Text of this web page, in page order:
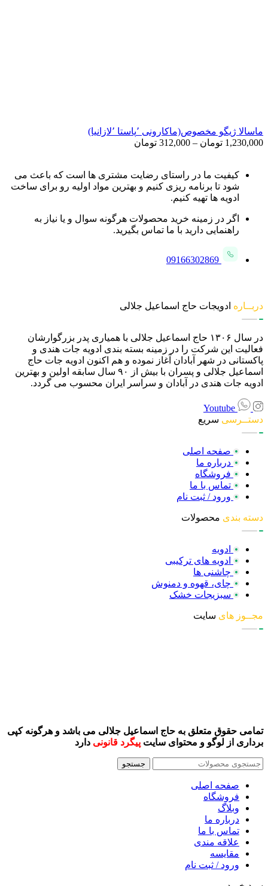
ماسالا ژیگو مخصوص(ماکارونی ٬پاستا ٬لازانیا)
1,230,000 تومان –
312,000 تومان
through
1,230,000 تومان
کیفیت ما در راستای رضایت مشتری ها است که باعث می
شود تا برنامه ریزی کنیم و بهترین مواد اولیه رو برای ساخت
ادویه ها تهیه کنیم.
اگر در زمینه خرید محصولات هرگونه سوال و یا نیاز به
راهنمایی دارید با ما تماس بگیرید.
09166302869
دربــاره ادویجات حاج اسماعیل جلالی
در سال ۱۳۰۶ حاج اسماعیل جلالی با همیاری پدر بزرگوارشان
فعالیت این شرکت را در زمینه بسته بندی ادویه جات هندی و
پاکستانی در شهر آبادان آغاز نموده و هم اکنون ادویه جات حاج
اسماعیل جلالی و پسران با بیش از ۹۰ سال سابقه اولین و بهترین
ادویه جات هندی در آبادان و سراسر ایران محسوب می گردد.
Youtube
دستــرسی سریع
صفحه اصلی
درباره ما
فروشگاه
تماس با ما
ورود / ثبت نام
دسته بندی محصولات
ادویه
ادویه های ترکیبی
چاشنی ها
چای، قهوه و دمنوش
سبزیجات خشک
مجــوز های سایت
تمامی حقوق متعلق به حاج اسماعیل جلالی می باشد و هرگونه کپی
برداری از لوگو و محتوای سایت پیگرد قانونی دارد
جستجو
صفحه اصلی
فروشگاه
وبلاگ
درباره ما
تماس با ما
علاقه مندی
مقايسه
ورود / ثبت نام